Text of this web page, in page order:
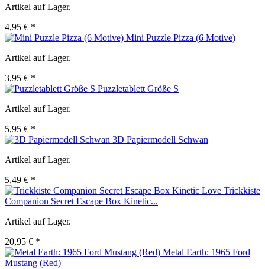
Artikel auf Lager.
4,95 € *
Mini Puzzle Pizza (6 Motive)
Artikel auf Lager.
3,95 € *
Puzzletablett Größe S
Artikel auf Lager.
5,95 € *
3D Papiermodell Schwan
Artikel auf Lager.
5,49 € *
Trickkiste
Companion Secret Escape Box Kinetic...
Artikel auf Lager.
20,95 € *
Metal Earth: 1965 Ford
Mustang (Red)